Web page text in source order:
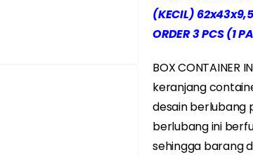
(KECIL)
ORDER 3 PCS (1
BOX CONTAINER
keranjang
desain berlubang
berlubang ini
sehingga barang